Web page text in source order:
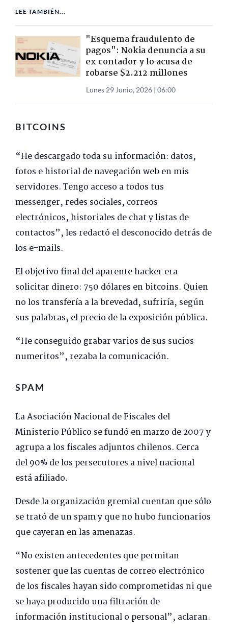
LEE TAMBIÉN...
"Esquema fraudulento de
pagos": Nokia denuncia a su
ex contador y lo acusa de
robarse $2.212 millones
Lunes 29 Junio, 2026 | 06:00
BITCOINS
“He descargado toda su información: datos,
fotos e historial de navegación web en mis
servidores. Tengo acceso a todos tus
messenger, redes sociales, correos
electrónicos, historiales de chat y listas de
contactos”, les redactó el desconocido detrás de
los e-mails.
El objetivo final del aparente hacker era
solicitar dinero: 750 dólares en bitcoins. Quien
no los transfería a la brevedad, sufriría, según
sus palabras, el precio de la exposición pública.
“He conseguido grabar varios de sus sucios
numeritos”, rezaba la comunicación.
SPAM
La Asociación Nacional de Fiscales del
Ministerio Público se fundó en marzo de 2007 y
agrupa a los fiscales adjuntos chilenos. Cerca
del 90% de los persecutores a nivel nacional
está afiliado.
Desde la organización gremial cuentan que sólo
se trató de un spam y que no hubo funcionarios
que cayeran en las amenazas.
“No existen antecedentes que permitan
sostener que las cuentas de correo electrónico
de los fiscales hayan sido comprometidas ni que
se haya producido una filtración de
información institucional o personal”, aclaran.